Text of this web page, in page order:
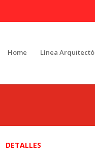
Home Línea
DETALLES